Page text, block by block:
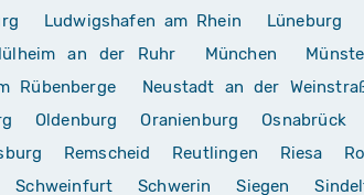
Ludwigshafen am Rhein Lüneburg
an der Ruhr München
Rübenberge Neustadt an der
Oldenburg Oranienburg Osnabrück
Remscheid Reutlingen Riesa
Schweinfurt Schwerin Siegen